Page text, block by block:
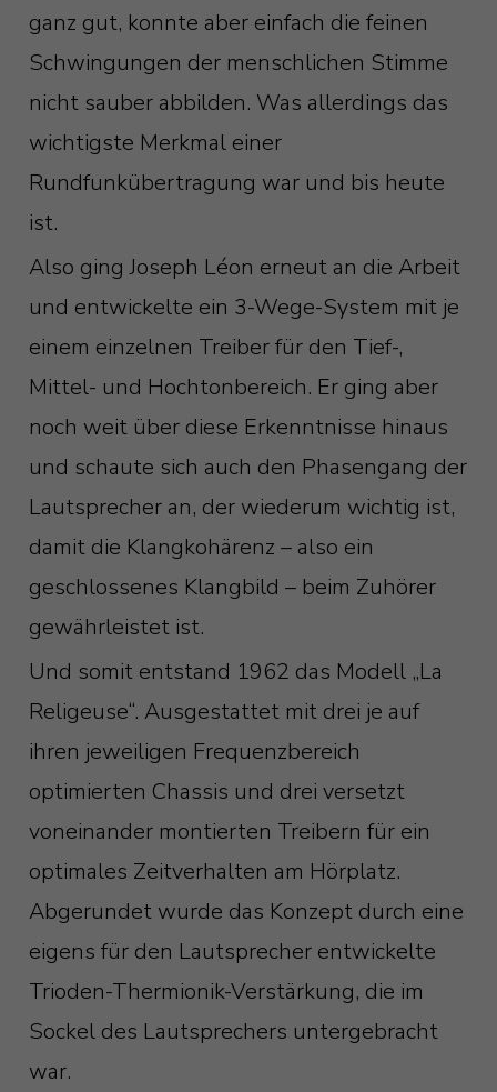
ganz gut, konnte aber einfach die feinen
Schwingungen der menschlichen Stimme
nicht sauber abbilden. Was allerdings das
wichtigste Merkmal einer
Rundfunkübertragung war und bis heute
ist.
Also ging Joseph Léon erneut an die Arbeit
und entwickelte ein 3-Wege-System mit je
einem einzelnen Treiber für den Tief-,
Mittel- und Hochtonbereich. Er ging aber
noch weit über diese Erkenntnisse hinaus
und schaute sich auch den Phasengang der
Lautsprecher an, der wiederum wichtig ist,
damit die Klangkohärenz – also ein
geschlossenes Klangbild – beim Zuhörer
gewährleistet ist.
Und somit entstand 1962 das Modell „La
Religeuse“. Ausgestattet mit drei je auf
ihren jeweiligen Frequenzbereich
optimierten Chassis und drei versetzt
voneinander montierten Treibern für ein
optimales Zeitverhalten am Hörplatz.
Abgerundet wurde das Konzept durch eine
eigens für den Lautsprecher entwickelte
Trioden-Thermionik-Verstärkung, die im
Sockel des Lautsprechers untergebracht
war.